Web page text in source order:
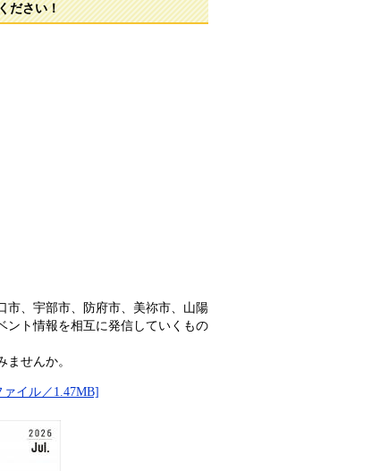
ださい！
市、宇部市、防府市、美祢市、山陽
ント情報を相互に発信していくもの
せんか。
イル／1.47MB]